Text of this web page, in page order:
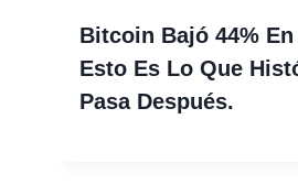
Bitcoin Bajó 44%
Esto Es Lo Que
Pasa Después.